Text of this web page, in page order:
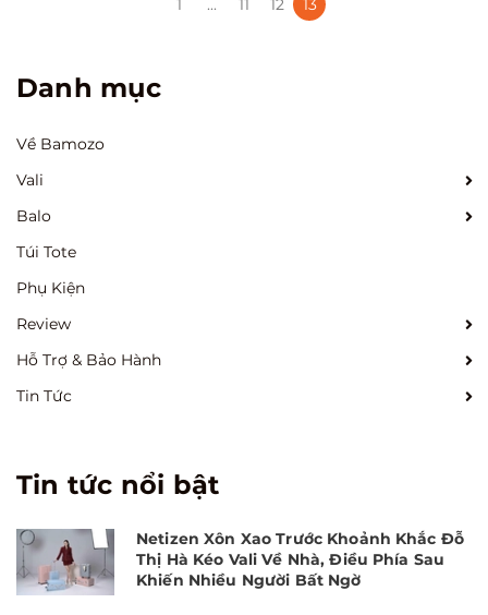
... 12 13
Danh mục
Về Bamozo
Vali
Balo
Túi Tote
Phụ Kiện
Review
Hỗ Trợ & Bảo Hành
Tin Tức
Tin tức nổi bật
Netizen Xôn Xao Trước Khoảnh Khắc Đỗ
Thị Hà Kéo Vali Về Nhà, Điều Phía Sau
Khiến Nhiều Người Bất Ngờ